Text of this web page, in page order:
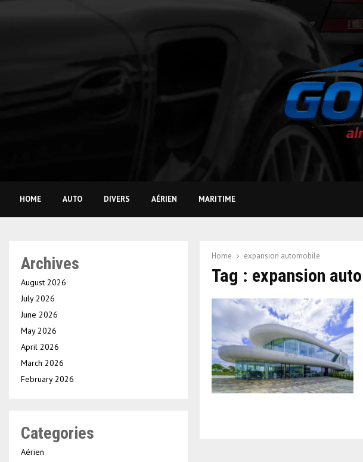
HOME AUTO DIVERS AÉRIEN MARITIME
Home expansion automobile
Tag : expansion
Archives
August 2026
July 2026
June 2026
May 2026
April 2026
March 2026
February 2026
Categories
Aérien